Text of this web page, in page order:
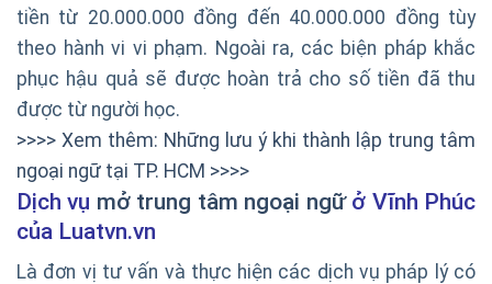
tiền từ 20.000.000 đồng đến 40.000.000 đồng tùy
theo hành vi vi phạm. Ngoài ra, các biện pháp khắc
phục hậu quả sẽ được hoàn trả cho số tiền đã thu
được từ người học.
>>>> Xem thêm: Những lưu ý khi thành lập trung tâm
ngoại ngữ tại TP. HCM >>>>
Dịch vụ mở trung tâm ngoại ngữở Vĩnh Phúc
của Luatvn.vn
Là đơn vị tư vấn và thực hiện các dịch vụ pháp lý có